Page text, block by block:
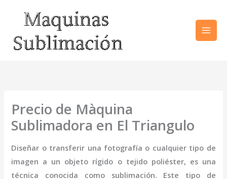
contenido
Precio de Màquina
Sublimadora en El Triangulo
Diseñar o transferir una fotografía o cualquier tipo de
imagen a un objeto rígido o tejido poliéster, es una
técnica conocida como sublimación. Este tipo de